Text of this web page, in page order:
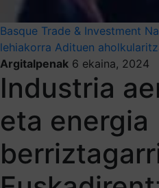
Basque Trade & Investment
lehiakorra Adituen
Argitalpenak 6 ekaina, 2024
Industria
eta energia